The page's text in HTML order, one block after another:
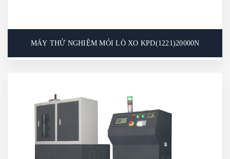
MÁY THỬ NGHIỆM MỎI LÒ XO KPD(1221)20000N
KPD(1221)20000N
Máy thử mỏi lò xo cơ học chủ yếu được sử dụng để
kiểm tra tuổi thọ mỏi của các loại lò xo xoắn và
giảm chấn dạng trống được sử dụng trong ô tô, xe
máy và các phương tiện cơ giới khác. Máy cũng có